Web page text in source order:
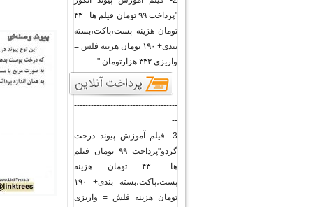
"پرداخت ۹۹ تومان فیلم ها+ ۴۳
تومان هزینه پست،پاکت،بسته
بندی+ ۱۹۰ تومان هزینه فلش =
واریزی ۳۳۲ هزارتومان "
-------------------------------------
--
3- فیلم آموزش پیوند درخت
گردو"پرداخت ۹۹ تومان فیلم
ها+ ۴۳ تومان هزینه
پست،پاکت،بسته بندی+ ۱۹۰
تومان هزینه فلش = واریزی